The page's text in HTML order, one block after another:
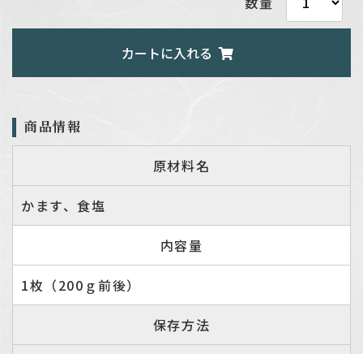
カートに入れる
商品情報
原材料名
かます、食塩
内容量
1枚（200ｇ前後）
保存方法